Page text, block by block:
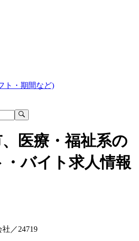
ト・期間など)
医療・福祉系の
バイト求人情報
／24719